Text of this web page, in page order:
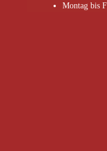
Montag bis